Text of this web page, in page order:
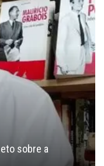
sobre a